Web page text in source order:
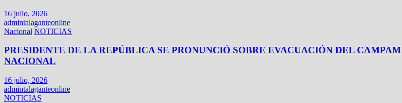
16 julio, 2026
admintalaganteonline
Nacional NOTICIAS
PRESIDENTE DE LA REPÚBLICA SE PRONUNCIÓ SOBRE EVACUACIÓN DEL
NACIONAL
16 julio, 2026
admintalaganteonline
NOTICIAS